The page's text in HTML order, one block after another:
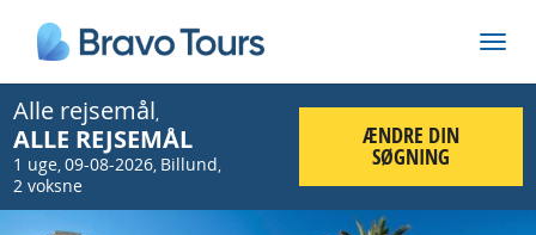
Alle rejsemål,
ALLE REJSEMÅL
1 uge,09-08-2026, Billund,
2 voksne
ÆNDRE DIN
SØGNING